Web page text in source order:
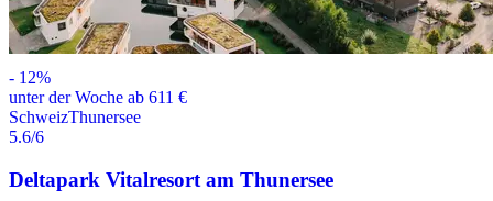
- 12%
unter der Woche ab 611 €
SchweizThunersee
5.6/6
Deltapark Vitalresort am Thunersee